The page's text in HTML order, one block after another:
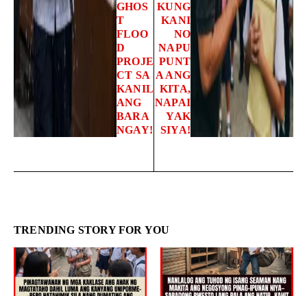
GHOS
T
FLOO
D
PROJE
CT SA
KANIL
ANG
BARA
NGAY!
KUNG
KANI
NO
NAPU
PUNT
A ANG
KITA,
NAPAI
YAK
SIYA!
TRENDING STORY FOR YOU